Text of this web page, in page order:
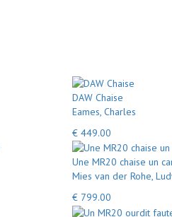
DAW Chaise
Eames, Charles
€ 449.00
Une MR20 chaise un
Mies van der Rohe,
€ 799.00